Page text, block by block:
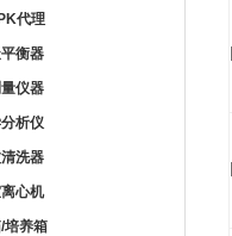
代理
衡器
仪器
析仪
洗器
心机
培养箱